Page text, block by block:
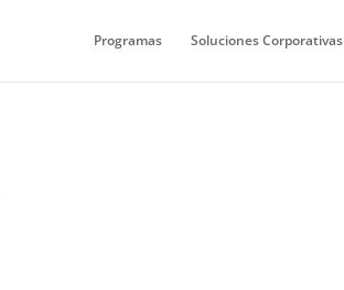
Programas Soluciones Corporativas